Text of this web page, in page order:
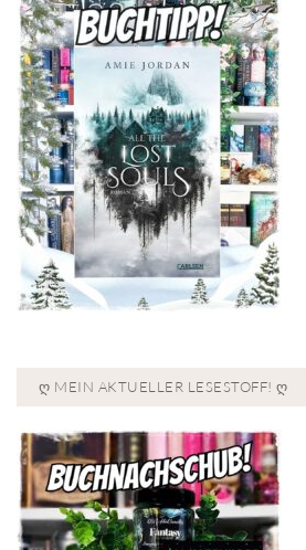
Ღ MEIN AKTUELLER LESESTOFF! Ღ